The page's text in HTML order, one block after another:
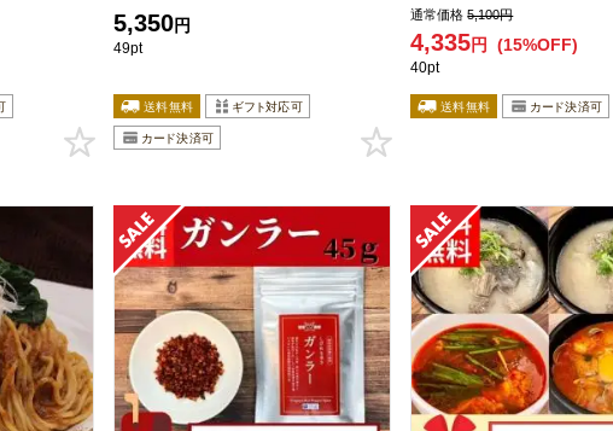
5,350円
49pt
通常価格 5,100円
4,335円 (15%OFF)
40pt